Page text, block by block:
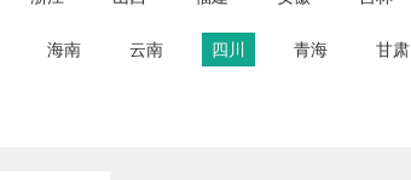
海南 云南 四川 青海 甘肃